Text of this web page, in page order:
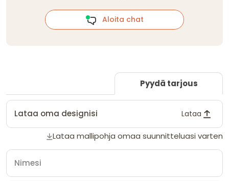
Aloita chat
Pyydä tarjous
Lataa oma designisi Lataa
Lataa mallipohja omaa suunnitteluasi varten